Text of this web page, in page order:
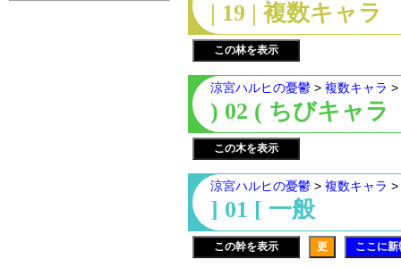
| 19 | 複数キャラ
この林を表示
涼宮ハルヒの憂鬱 > 複数キャラ >
) 02 ( ちびキャラ
この木を表示
涼宮ハルヒの憂鬱 > 複数キャラ >
] 01 [ 一般
この幹を表示 更 ここに